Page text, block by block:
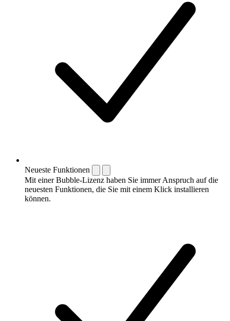
Neueste Funktionen
Mit einer Bubble-Lizenz haben Sie immer Anspruch auf die
neuesten Funktionen, die Sie mit einem Klick installieren
können.